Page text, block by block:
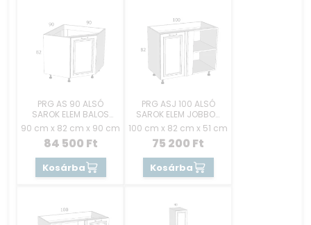
PRG AS 90 ALSÓ
SAROK ELEM BALOS
MDF
90 cm x 82 cm x 90 cm
84 500 Ft
Kosárba
PRG ASJ 100 ALSÓ
SAROK ELEM JOBBOS
MDF
100 cm x 82 cm x 51 cm
75 200 Ft
Kosárba